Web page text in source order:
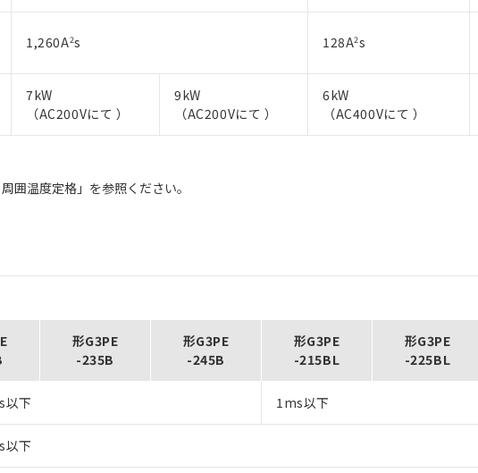
1,260A2s 128A2s
7kW
（AC200Vにて ）
9kW
（AC200Vにて ）
6kW
（AC400Vにて ）
囲温度定格」を参照ください。
形G3PE
-235B
形G3PE
-245B
形G3PE
-215BL
形G3PE
-225BL
以下 1ms以下
以下